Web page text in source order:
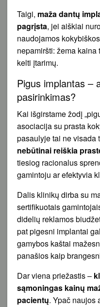
Taigi, maža dantų
pagrįsta, jei aiškiai
naudojamos
nepamiršti: žema
kelti įtarimų.
Pigus implantas –
pasirinkimas?
Kai išgirstame žodį
asociacija su prasta
pasaulyje tai ne visada
nebūtinai reiškia
tiesiog racionalus
gamintoju ar efektyvia
Dalis klinikų dirba su
sertifikuotais
didelių reklamos
pat pigesni implantai
gamybos kaštai
panašios kaip
Dar viena priežastis –
sąmoningas kainų
pacientų. Ypač naujos